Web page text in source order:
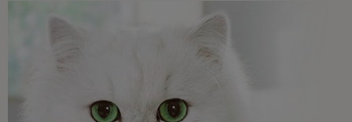
para resolver todas tus dudas.​
todas nuestras marcas.​